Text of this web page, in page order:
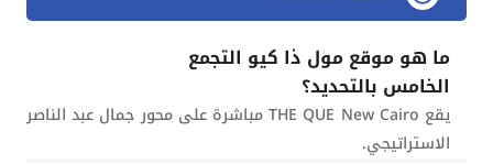
ما هو موقع مول ذا كيو التجمع
الخامس بالتحديد؟
يقع THE QUE New Cairo مباشرة على محور جمال عبد الناصر
الاستراتيجي.